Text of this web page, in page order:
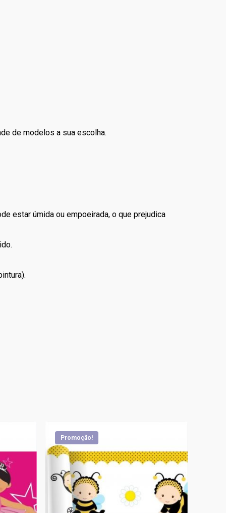
de modelos a sua escolha.
estar úmida ou empoeirada, o que prejudica
Promoção!